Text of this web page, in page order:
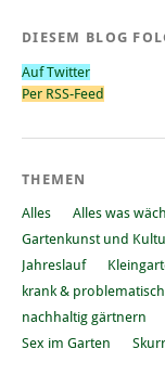
DIESEM BLOG
Auf Twitter
Per RSS-Feed
THEMEN
Alles Alles was
Gartenkunst und
Jahreslauf
krank & problematisch
nachhaltig gärtnern
Sex im Garten